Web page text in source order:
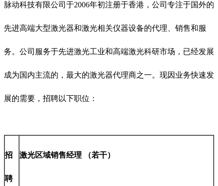
脉动科技有限公司于2006年初注册于香港，公司专注于国外的
先进高端大型激光器和激光相关仪器设备的代理、销售和服
务。公司服务于先进激光工业和高端激光科研市场，已经发展
成为国内主流的，最大的激光器代理商之一。现因业务快速发
展的需要，招聘以下职位：
招
聘
激光区域销售经理 （若干）